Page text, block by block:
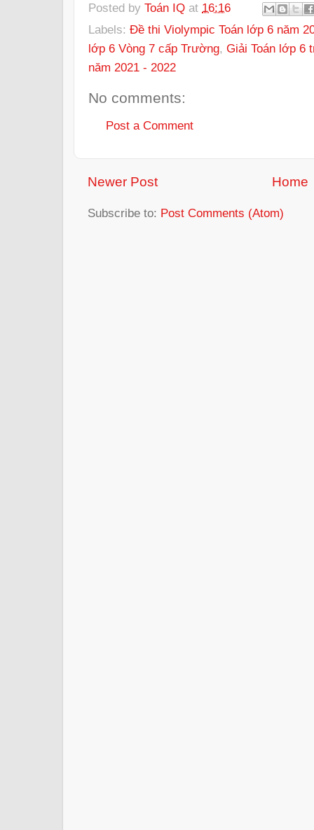
Posted by Toán IQ at 16:16
Labels: Đề thi Violympic Toán lớp 6 năm
lớp 6 Vòng 7 cấp Trường, Giải Toán lớp 6
năm 2021 - 2022
No comments:
Post a Comment
Newer Post Home
Subscribe to: Post Comments (Atom)